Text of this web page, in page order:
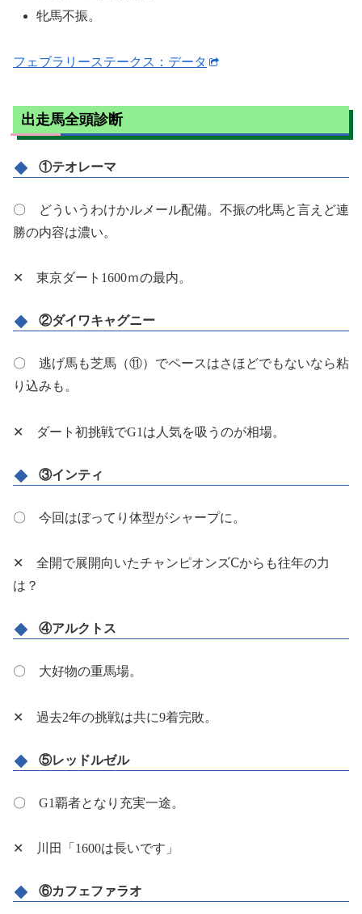
牝馬不振。
フェブラリーステークス：データ
出走馬全頭診断
①テオレーマ
〇 どういうわけかルメール配備。不振の牝馬と言えど連
勝の内容は濃い。
✕ 東京ダート1600ｍの最内。
②ダイワキャグニー
〇 逃げ馬も芝馬（⑪）でペースはさほどでもないなら粘
り込みも。
✕ ダート初挑戦でG1は人気を吸うのが相場。
③インティ
〇 今回はぼってり体型がシャープに。
✕ 全開で展開向いたチャンピオンズⅭからも往年の力
は？
④アルクトス
〇 大好物の重馬場。
✕ 過去2年の挑戦は共に9着完敗。
⑤レッドルゼル
〇 G1覇者となり充実一途。
✕ 川田「1600は長いです」
⑥カフェファラオ